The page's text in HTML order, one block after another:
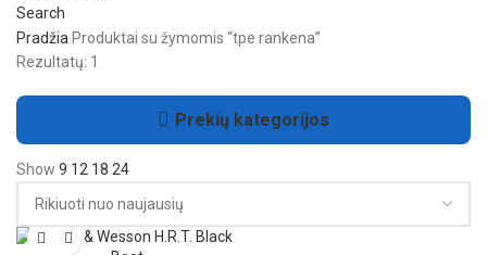
Search
Pradžia Produktai su žymomis “tpe rankena”
Rezultatų: 1
Prekių kategorijos
Show 9 12 18 24